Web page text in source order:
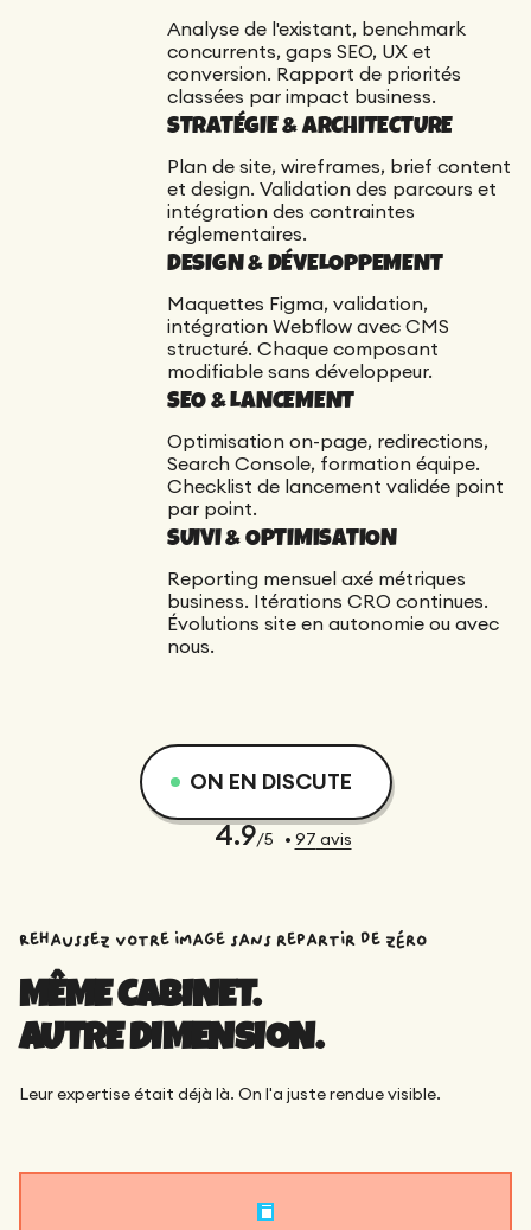
Analyse de l'existant, benchmark
concurrents, gaps SEO, UX et
conversion. Rapport de priorités
classées par impact business.
STRATÉGIE & ARCHITECTURE
Plan de site, wireframes, brief content
et design. Validation des parcours et
intégration des contraintes
réglementaires.
DESIGN & DÉVELOPPEMENT
Maquettes Figma, validation,
intégration Webflow avec CMS
structuré. Chaque composant
modifiable sans développeur.
SEO & LANCEMENT
Optimisation on-page, redirections,
Search Console, formation équipe.
Checklist de lancement validée point
par point.
SUIVI & OPTIMISATION
Reporting mensuel axé métriques
business. Itérations CRO continues.
Évolutions site en autonomie ou avec
nous.
ON EN DISCUTE
4.9/5 • 97 avis
Rehaussez votre image sans repartir de zéro
MÊME CABINET.
AUTRE DIMENSION.
Leur expertise était déjà là. On l'a juste rendue visible.